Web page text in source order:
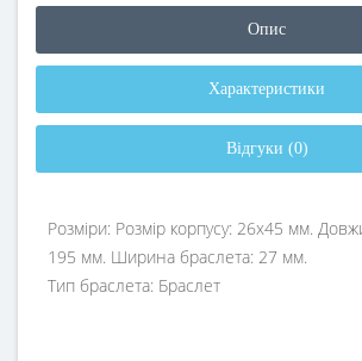
Опис
Характеристики
Відгуки (0)
Розміри: Розмір корпусу: 26х45 мм.
195 мм. Ширина браслета: 27 мм.
Тип браслета: Браслет